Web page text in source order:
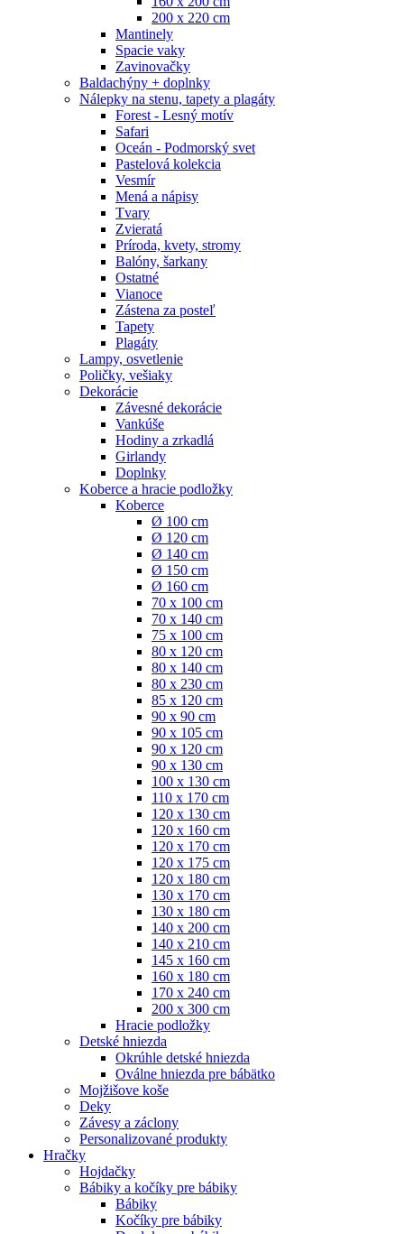
200 x 220 cm
Mantinely
Spacie vaky
Zavinovačky
Baldachýny + doplnky
Nálepky na stenu, tapety a plagáty
Forest - Lesný motív
Safari
Oceán - Podmorský svet
Pastelová kolekcia
Vesmír
Mená a nápisy
Tvary
Zvieratá
Príroda, kvety, stromy
Balóny, šarkany
Ostatné
Vianoce
Zástena za posteľ
Tapety
Plagáty
Lampy, osvetlenie
Poličky, vešiaky
Dekorácie
Závesné dekorácie
Vankúše
Hodiny a zrkadlá
Girlandy
Doplnky
Koberce a hracie podložky
Koberce
Ø 100 cm
Ø 120 cm
Ø 140 cm
Ø 150 cm
Ø 160 cm
70 x 100 cm
70 x 140 cm
75 x 100 cm
80 x 120 cm
80 x 140 cm
80 x 230 cm
85 x 120 cm
90 x 90 cm
90 x 105 cm
90 x 120 cm
90 x 130 cm
100 x 130 cm
110 x 170 cm
120 x 130 cm
120 x 160 cm
120 x 170 cm
120 x 175 cm
120 x 180 cm
130 x 170 cm
130 x 180 cm
140 x 200 cm
140 x 210 cm
145 x 160 cm
160 x 180 cm
170 x 240 cm
200 x 300 cm
Hracie podložky
Detské hniezda
Okrúhle detské hniezda
Oválne hniezda pre bábätko
Mojžišove koše
Deky
Závesy a záclony
Personalizované produkty
Hračky
Hojdačky
Bábiky a kočíky pre bábiky
Bábiky
Kočíky pre bábiky